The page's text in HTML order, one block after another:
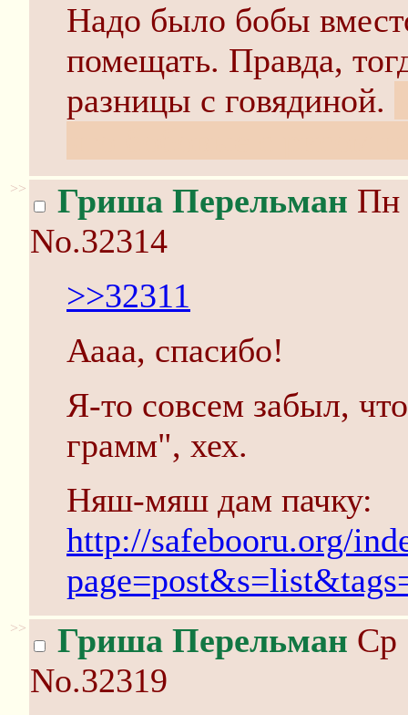
Надо было бобы
помещать. Правда,
разницы с говядиной.
>> Гриша Перельман Пн
No.32314
>>32311
Аааа, спасибо!
Я-то совсем забыл,
грамм", хех.
Няш-мяш дам пачку:
http://safebooru.org/
>> Гриша Перельман Ср
No.32319